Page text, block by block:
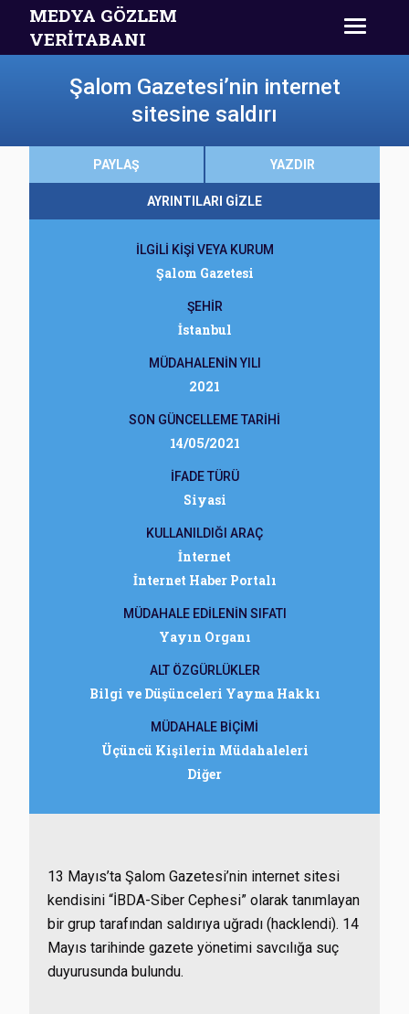
MEDYA GÖZLEM
VERİTABANI
Şalom Gazetesi’nin internet
sitesine saldırı
PAYLAŞ YAZDIR
AYRINTILARI GİZLE
İLGİLİ KİŞİ VEYA KURUM
Şalom Gazetesi
ŞEHİR
İstanbul
MÜDAHALENİN YILI
2021
SON GÜNCELLEME TARİHİ
14/05/2021
İFADE TÜRÜ
Siyasi
KULLANILDIĞI ARAÇ
İnternet
İnternet Haber Portalı
MÜDAHALE EDİLENİN SIFATI
Yayın Organı
ALT ÖZGÜRLÜKLER
Bilgi ve Düşünceleri Yayma Hakkı
MÜDAHALE BİÇİMİ
Üçüncü Kişilerin Müdahaleleri
Diğer
13 Mayıs’ta Şalom Gazetesi’nin internet sitesi
kendisini “İBDA-Siber Cephesi” olarak tanımlayan
bir grup tarafından saldırıya uğradı (hacklendi). 14
Mayıs tarihinde gazete yönetimi savcılığa suç
duyurusunda bulundu.